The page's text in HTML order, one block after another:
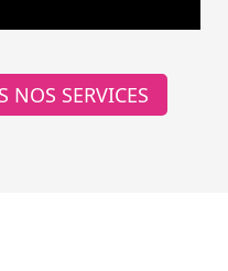
NOS SERVICES